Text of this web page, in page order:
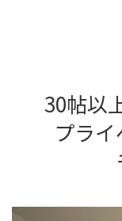
30帖以
プラ